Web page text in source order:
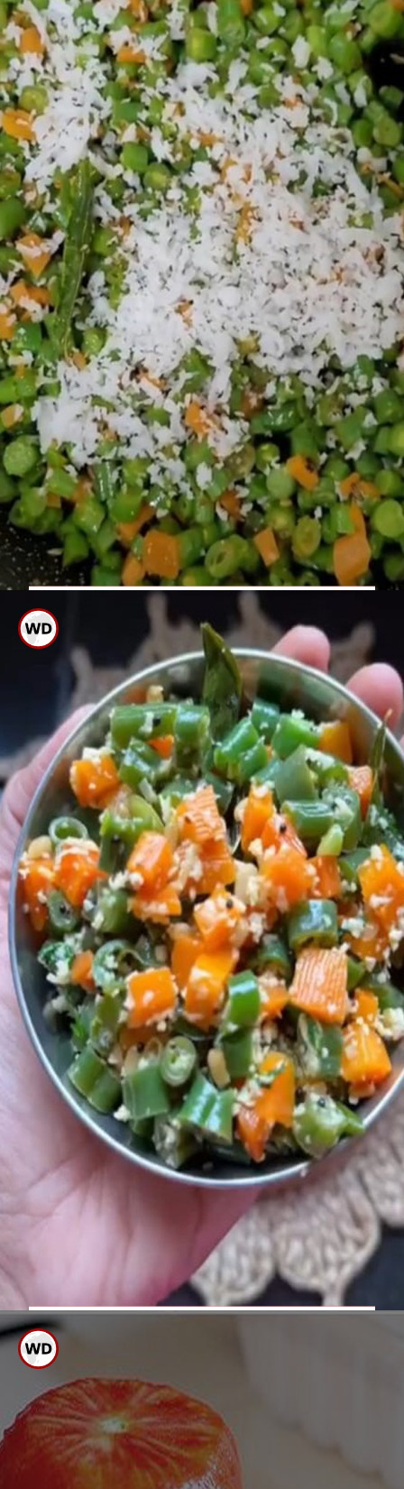
ಈಗ ಬಾಣಲೆಯಲ್ಲಿರುವ ತರಕಾರಿ
ಬೆಂದಿದ್ದರೆ ಅದಕ್ಕೆ ರುಬ್ಬಿದ
ಮಸಾಲೆಯನ್ನು ಸೇರಿಸಿ
ಈಗ ಇದನ್ನು ಚೆನ್ನಾಗಿ ಮಿಕ್ಸ್ ಮಾಡಿ
ನೀರಿನಂಶವೆಲ್ಲಾ ಹೋಗುವ ತನಕ
ಬೇಯಿಸಿದರೆ ಪಲ್ಯ ರೆಡಿ